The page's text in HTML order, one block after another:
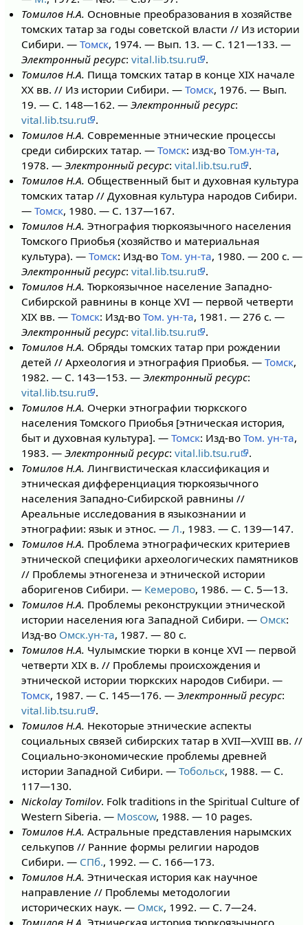
Томилов Н.А. Основные преобразования в хозяйстве
томских татар за годы советской власти // Из истории
Сибири. —Томск, 1974. — Вып. 13. — С. 121—133. —
Электронный ресурс:vital.lib.tsu.ru
.
Томилов Н.А. Пища томских татар в конце XIX начале
XX вв. // Из истории Сибири. —Томск, 1976. — Вып.
19. — С. 148—162. —Электронный ресурс:
vital.lib.tsu.ru
.
Томилов Н.А. Современные этнические процессы
среди сибирских татар. —Томск: изд-воТом.ун-та,
1978. —Электронный ресурс:vital.lib.tsu.ru
.
Томилов Н.А. Общественный быт и духовная культура
томских татар // Духовная культура народов Сибири.
—Томск, 1980. — С. 137—167.
Томилов Н.А. Этнография тюркоязычного населения
Томского Приобья (хозяйство и материальная
культура). —Томск: Изд-воТом. ун-та, 1980. — 200 с. —
Электронный ресурс:vital.lib.tsu.ru
.
Томилов Н.А. Тюркоязычное население Западно-
Сибирской равнины в конце XVI — первой четверти
XIX вв. —Томск: Изд-воТом. ун-та, 1981. — 276 с. —
Электронный ресурс:vital.lib.tsu.ru
.
Томилов Н.А. Обряды томских татар при рождении
детей // Археология и этнография Приобья. —Томск,
1982. — С. 143—153. —Электронный ресурс:
vital.lib.tsu.ru
.
Томилов Н.А. Очерки этнографии тюркского
населения Томского Приобья [этническая история,
быт и духовная культура]. —Томск: Изд-воТом. ун-та,
1983. —Электронный ресурс:vital.lib.tsu.ru
.
Томилов Н.А. Лингвистическая классификация и
этническая дифференциация тюркоязычного
населения Западно-Сибирской равнины //
Ареальные исследования в языкознании и
этнографии: язык и этнос. —Л., 1983. — С. 139—147.
Томилов Н.А. Проблема этнографических критериев
этнической специфики археологических памятников
// Проблемы этногенеза и этнической истории
аборигенов Сибири. — Кемерово, 1986. — С. 5—13.
Томилов Н.А. Проблемы реконструкции этнической
истории населения юга Западной Сибири. — Омск:
Изд-во Омск.ун-та, 1987. — 80 с.
Томилов Н.А. Чулымские тюрки в конце XVI — первой
четверти XIX в. // Проблемы происхождения и
этнической истории тюркских народов Сибири. —
Томск, 1987. — С. 145—176. —Электронный ресурс:
vital.lib.tsu.ru
.
Томилов Н.А. Некоторые этнические аспекты
социальных связей сибирских татар в XVII—XVIII вв. //
Социально-экономические проблемы древней
истории Западной Сибири. —Тобольск, 1988. — С.
117—130.
Nickolay Tomilov. Folk traditions in the Spiritual Culture of
Western Siberia. — Moscow, 1988. — 10 pages.
Томилов Н.А. Астральные представления нарымских
селькупов // Ранние формы религии народов
Сибири. — СПб., 1992. — С. 166—173.
Томилов Н.А. Этническая история как научное
направление // Проблемы методологии
исторических наук. — Омск, 1992. — С. 7—24.